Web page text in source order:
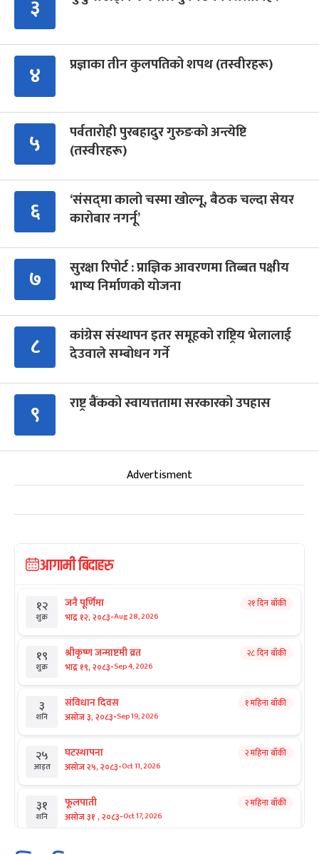
३
४ प्रज्ञाका तीन कुलपतिको शपथ (तस्वीरहरू)
५
पर्वतारोही पुरबहादुर गुरुङको अन्त्येष्टि
(तस्वीरहरू)
६
‘संसद्‍मा कालो चस्मा खोल्नू, बैठक चल्दा सेयर
कारोबार नगर्नू’
७
सुरक्षा रिपोर्ट : प्राज्ञिक आवरणमा तिब्बत पक्षीय
भाष्य निर्माणको योजना
८
कांग्रेस संस्थापन इतर समूहको राष्ट्रिय भेलालाई
देउवाले सम्बोधन गर्ने
९ राष्ट्र बैंकको स्वायत्ततामा सरकारको उपहास
Advertisment
आगामी बिदाहरु
१२
शुक्र
जनै पूर्णिमा
भाद्र १२, २०८३-Aug 28, 2026
२१ दिन बाँकी
१९
शुक्र
श्रीकृष्ण जन्माष्टमी व्रत
भाद्र १९, २०८३-Sep 4, 2026
२८ दिन बाँकी
३
शनि
संविधान दिवस
असोज ३, २०८३-Sep 19, 2026
१ महिना बाँकी
२५
आइत
घटस्थापना
असोज २५, २०८३-Oct 11, 2026
२ महिना बाँकी
३१
शनि
फूलपाती
असोज ३१ , २०८३-Oct 17, 2026
२ महिना बाँकी